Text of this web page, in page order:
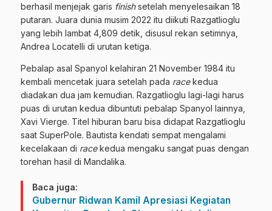
berhasil menjejak garis finishsetelah menyelesaikan 18
putaran. Juara dunia musim 2022 itu diikuti Razgatlioglu
yang lebih lambat 4,809 detik, disusul rekan setimnya,
Andrea Locatelli di urutan ketiga.
Pebalap asal Spanyol kelahiran 21 November 1984 itu
kembali mencetak juara setelah pada racekedua
diadakan dua jam kemudian. Razgatlioglu lagi-lagi harus
puas di urutan kedua dibuntuti pebalap Spanyol lainnya,
Xavi Vierge. Titel hiburan baru bisa didapat Razgatlioglu
saat SuperPole. Bautista kendati sempat mengalami
kecelakaan di racekedua mengaku sangat puas dengan
torehan hasil di Mandalika.
Baca juga:
Gubernur Ridwan Kamil Apresiasi Kegiatan